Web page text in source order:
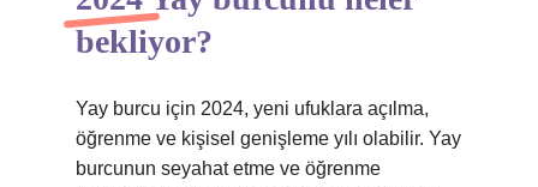
bekliyor?
Yay burcu için 2024, yeni ufuklara açılma,
öğrenme ve kişisel genişleme yılı olabilir. Yay
burcunun seyahat etme ve öğrenme